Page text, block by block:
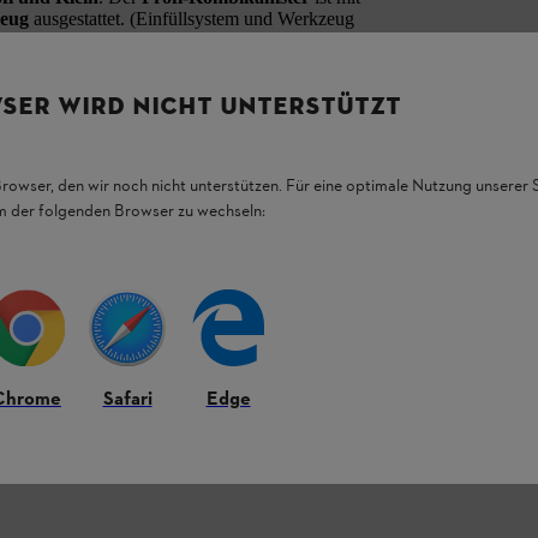
ausgestattet. (Einfüllsystem und Werkzeug
und Farben:
Nr. 00008810124)
Nr. 00008810111) und Transparent
Nr. 00008810120) und Transparent (Art.-
WIRD NICHT UNTERSTÜTZT
den wir noch nicht unterstützen. Für eine optimale Nutzung unserer
der folgenden Browser zu wechseln:
Safari Edge